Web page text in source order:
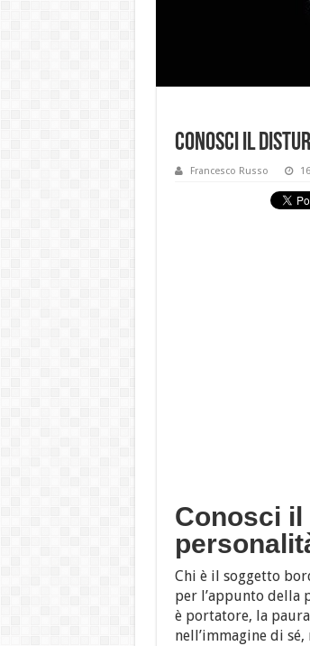
Conosci il
Francesco Russo
Conosci
Chi è il soggetto
per l’appunto della
è portatore, la
nell’immagine di